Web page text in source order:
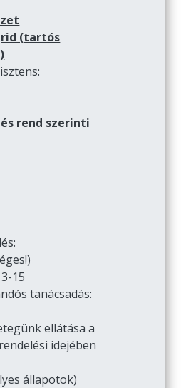
(tartós
rend szerinti
15
tanácsadás:
ellátása a
idejében
állapotok)